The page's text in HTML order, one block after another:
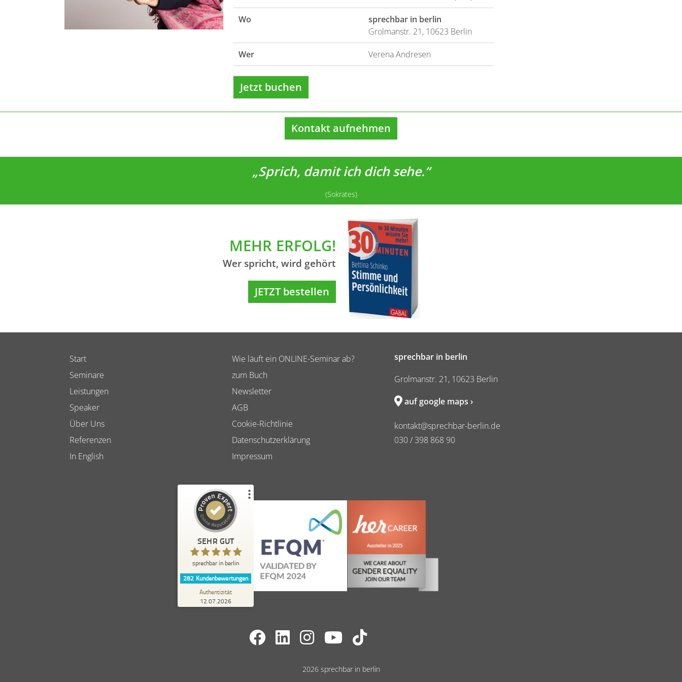
Wo
sprechbar in berlin
Grolmanstr. 21, 10623 Berlin
Wer Verena Andresen
Jetzt buchen
Kontakt aufnehmen
„Sprich, damit ich dich sehe.“
(Sokrates)
MEHR ERFOLG!
Wer spricht, wird gehört
JETZT bestellen
Start
Seminare
Leistungen
Speaker
Über Uns
Referenzen
In English
Wie läuft ein ONLINE-Seminar ab?
zum Buch
Newsletter
AGB
Cookie-Richtlinie
Datenschutzerklärung
Impressum
sprechbar in berlin
Grolmanstr. 21, 10623 Berlin
auf google maps ›
kontakt@sprechbar-berlin.de
030 / 398 868 90
SEHR GUT
sprechbar in berlin
282 Kundenbewertungen
Authentizität
12.07.2026
Kundenbewertungen und Erfahrungen zu
sprechbar in berlin
Empfehlungen auf
ProvenExpert.com
SEHR GUT
4,84
262
Bewertungen auf
Bewertungen von
Blick aufs ProvenExpert-Profil werfen
2026 sprechbar in berlin